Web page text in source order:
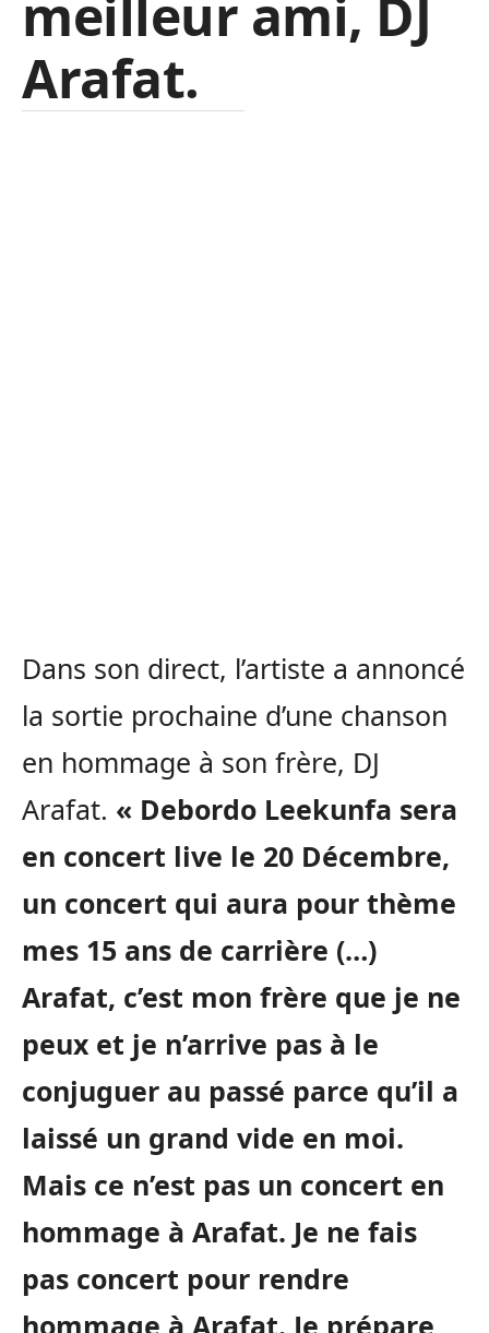
meilleur ami, DJ
Arafat.
Dans son direct, l’artiste a annoncé
la sortie prochaine d’une chanson
en hommage à son frère, DJ
Arafat. « Debordo Leekunfa sera
en concert live le 20 Décembre,
un concert qui aura pour thème
mes 15 ans de carrière (…)
Arafat, c’est mon frère que je ne
peux et je n’arrive pas à le
conjuguer au passé parce qu’il a
laissé un grand vide en moi.
Mais ce n’est pas un concert en
hommage à Arafat. Je ne fais
pas concert pour rendre